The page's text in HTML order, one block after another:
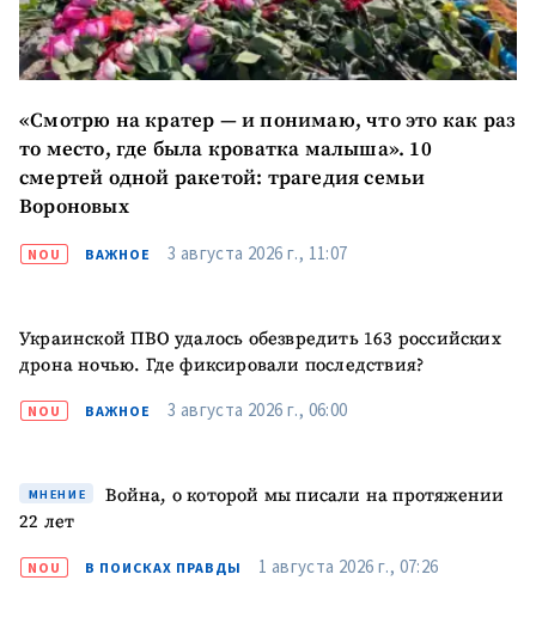
«Смотрю на кратер — и понимаю, что это как раз
то место, где была кроватка малыша». 10
смертей одной ракетой: трагедия семьи
Вороновых
NOU ВАЖНОЕ 3 августа 2026 г., 11:07
Украинской ПВО удалось обезвредить 163 российских
дрона ночью. Где фиксировали последствия?
NOU ВАЖНОЕ 3 августа 2026 г., 06:00
МНЕНИЕ
Война, о которой мы писали на протяжении
22 лет
NOU В ПОИСКАХ ПРАВДЫ 1 августа 2026 г., 07:26